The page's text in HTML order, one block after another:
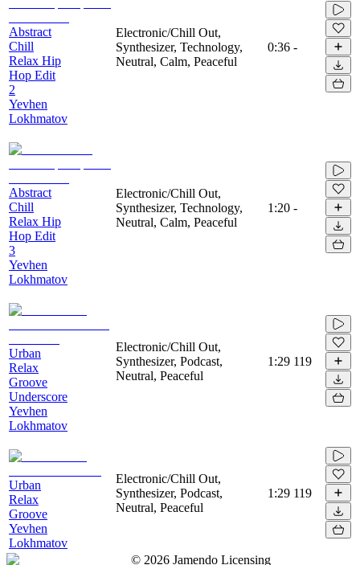
Abstract
Chill
Relax Hip
Hop Edit
2
Yevhen
Lokhmatov
Electronic/Chill Out,
Synthesizer, Technology,
Neutral, Calm, Peaceful
0:36 -
Abstract
Chill
Relax Hip
Hop Edit
3
Yevhen
Lokhmatov
Electronic/Chill Out,
Synthesizer, Technology,
Neutral, Calm, Peaceful
1:20 -
Urban
Relax
Groove
Underscore
Yevhen
Lokhmatov
Electronic/Chill Out,
Synthesizer, Podcast,
Neutral, Peaceful
1:29 119
Urban
Relax
Groove
Yevhen
Lokhmatov
Electronic/Chill Out,
Synthesizer, Podcast,
Neutral, Peaceful
1:29 119
© 2026 Jamendo Licensing